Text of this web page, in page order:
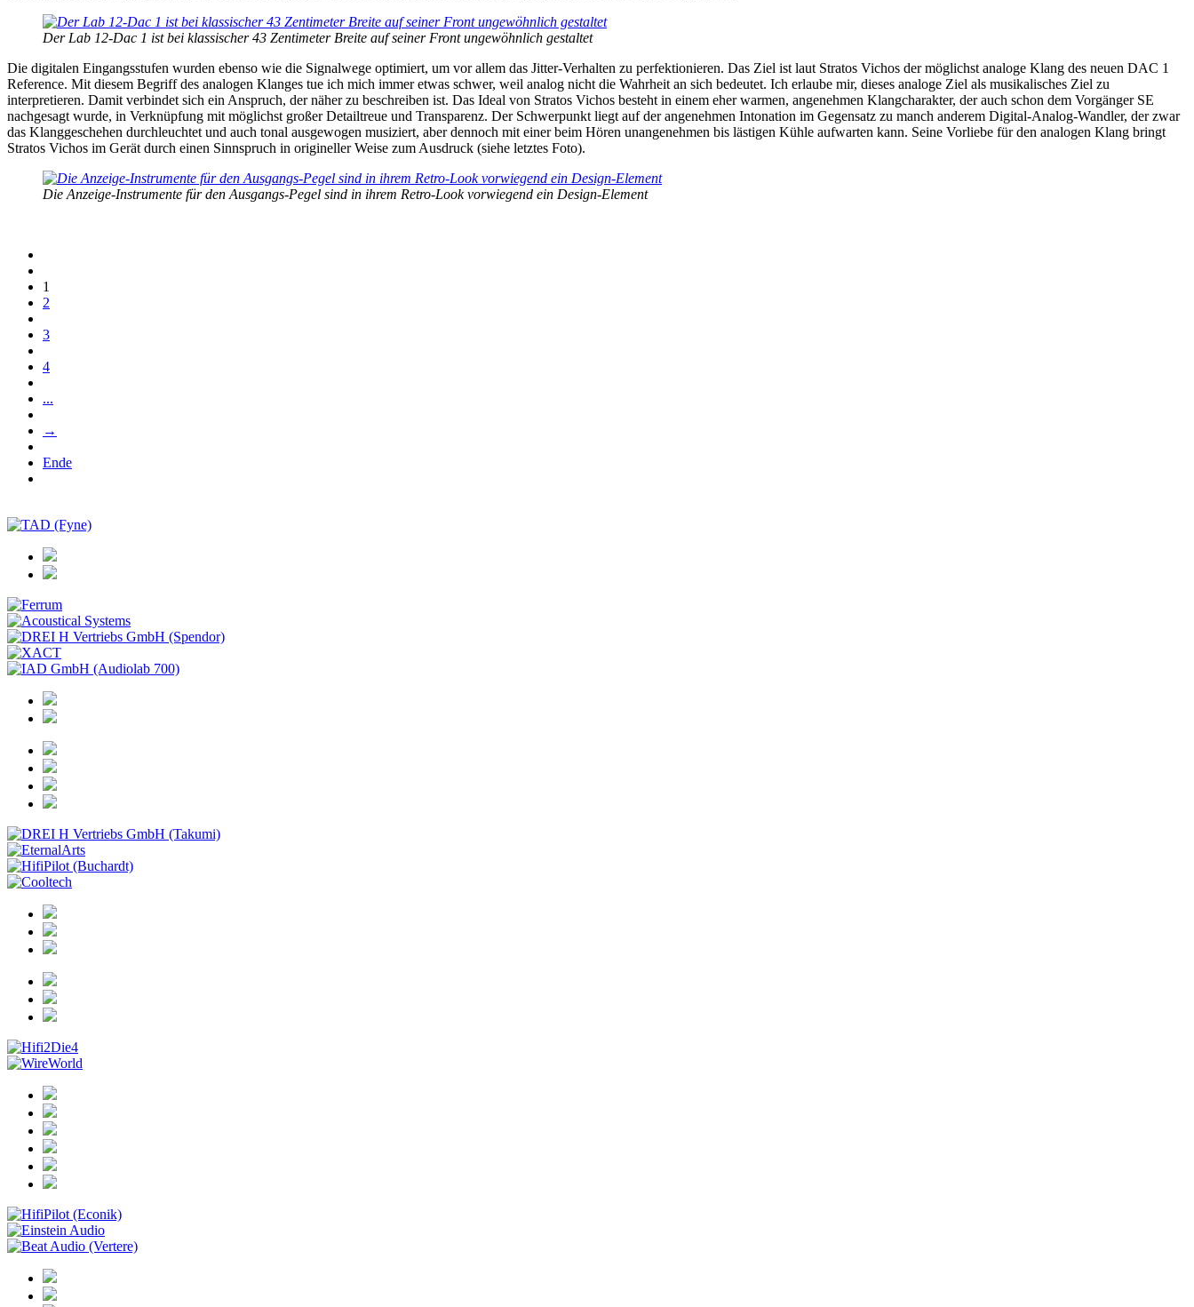
Der Lab 12-Dac 1 ist bei klassischer 43 Zentimeter Breite auf seiner Front ungewöhnlich gestaltet
Die digitalen Eingangsstufen wurden ebenso wie die Signalwege optimiert, um vor allem das Jitter-Verhalten zu perfektionieren. Das Ziel ist laut Stratos Vichos der möglichst analoge Klang des neuen DAC 1
Reference. Mit diesem Begriff des analogen Klanges tue ich mich immer etwas schwer, weil analog nicht die Wahrheit an sich bedeutet. Ich erlaube mir, dieses analoge Ziel als musikalisches Ziel zu
interpretieren. Damit verbindet sich ein Anspruch, der näher zu beschreiben ist. Das Ideal von Stratos Vichos besteht in einem eher warmen, angenehmen Klangcharakter, der auch schon dem Vorgänger SE
nachgesagt wurde, in Verknüpfung mit möglichst großer Detailtreue und Transparenz. Der Schwerpunkt liegt auf der angenehmen Intonation im Gegensatz zu manch anderem Digital-Analog-Wandler, der zwar
das Klanggeschehen durchleuchtet und auch tonal ausgewogen musiziert, aber dennoch mit einer beim Hören unangenehmen bis lästigen Kühle aufwarten kann. Seine Vorliebe für den analogen Klang bringt
Stratos Vichos im Gerät durch einen Sinnspruch in origineller Weise zum Ausdruck (siehe letztes Foto).
Die Anzeige-Instrumente für den Ausgangs-Pegel sind in ihrem Retro-Look vorwiegend ein Design-Element
1
2
3
4
...
→
Ende